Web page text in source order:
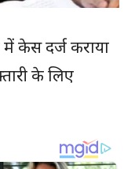
केस दर्ज कराया
के लिए